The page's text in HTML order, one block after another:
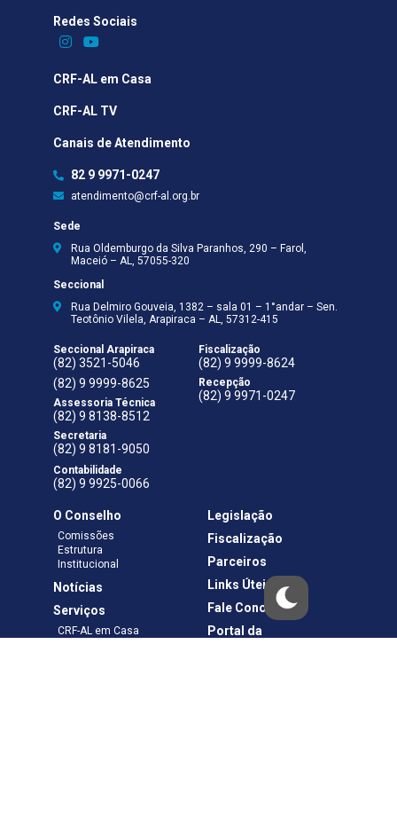
Redes Sociais​
CRF-AL em Casa
CRF-AL TV
Canais de Atendimento
82 9 9971-0247
atendimento@crf-al.org.br
Sede
Rua Oldemburgo da Silva Paranhos, 290 – Farol,
Maceió – AL, 57055-320
Seccional
Rua Delmiro Gouveia, 1382 – sala 01 – 1°andar – Sen.
Teotônio Vilela, Arapiraca – AL, 57312-415
Seccional Arapiraca
(82) 3521-5046
(82) 9 9999-8625
Assessoria Técnica
(82) 9 8138-8512
Secretaria
(82) 9 8181-9050
Contabilidade
(82) 9 9925-0066
Fiscalização
(82) 9 9999-8624
Recepção
(82) 9 9971-0247
O Conselho
Comissões
Estrutura
Institucional
Notícias
Serviços
CRF-AL em Casa
Legislação
Fiscalização
Parceiros
Links Úteis
Fale Conosco
Portal da